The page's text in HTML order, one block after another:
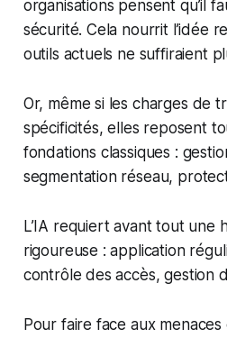
organisations pensent qu’il
sécurité. Cela nourrit l’idée
outils actuels ne suffiraient
Or, même si les charges de
spécificités, elles reposent
fondations classiques :
segmentation réseau,
L’IA requiert avant tout une
rigoureuse : application
contrôle des accès, gestion
Pour faire face aux